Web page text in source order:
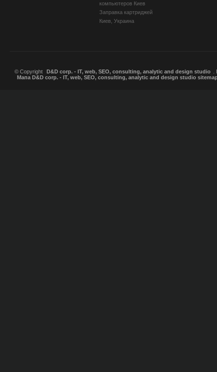
компьютеров Киев
Заправка картриджей
Киев, Украина
© Copyright D&D corp. - IT, web, SEO, consulting, analytic and design studio
Мапа D&D corp. - IT, web, SEO, consulting, analytic and design studio